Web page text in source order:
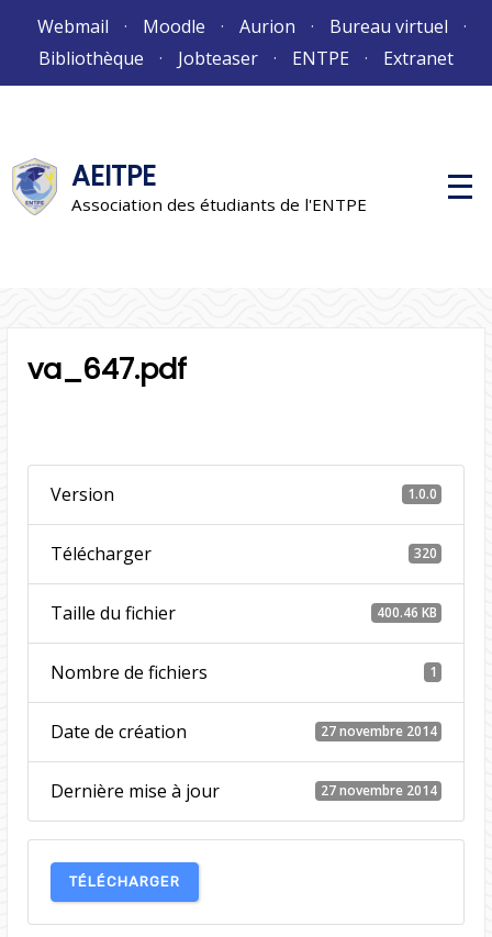
Webmail Moodle Aurion
Bureau virtuel
Bibliothèque
Jobteaser ENTPE Extranet
AEITPE
Association des étudiants de l'ENTPE
M
e
va_647.pdf
Version 1.0.0
Télécharger 320
Taille du fichier 400.46 KB
Nombre de fichiers 1
Date de création 27 novembre 2014
Dernière mise à jour 27 novembre 2014
TÉLÉCHARGER